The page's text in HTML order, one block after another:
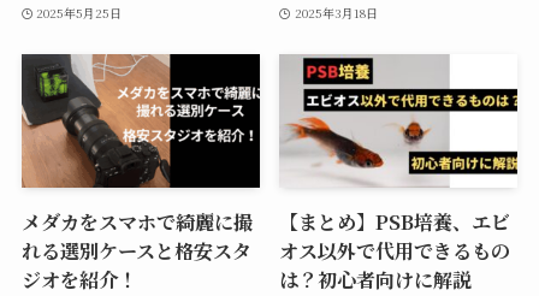
2025年5月25日 2025年3月18日
メダカをスマホで綺麗に撮
れる選別ケースと格安スタ
ジオを紹介！
【まとめ】PSB培養、エビ
オス以外で代用できるもの
は？初心者向けに解説